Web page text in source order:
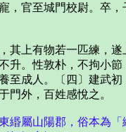
官至城門校尉。卒，
上有物若一匹練，遂
升。性敦朴，不拘小
至成人。〔四〕建武
門外，百姓感悅之。
屬山陽郡，俗本為「